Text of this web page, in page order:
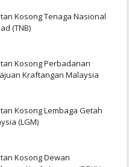
Kosong Tenaga Nasional
(TNB)
Kosong Perbadanan
Kraftangan Malaysia
Kosong Lembaga Getah
(LGM)
Kosong Dewan